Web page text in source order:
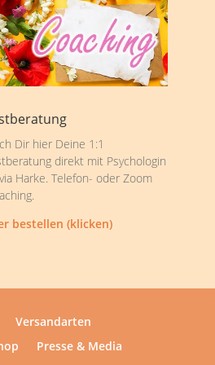
Dir hier Deine 1:1
direkt mit Psychologin
Harke. Telefon- oder Zoom
bestellen (klicken)
Versandarten
Presse & Media